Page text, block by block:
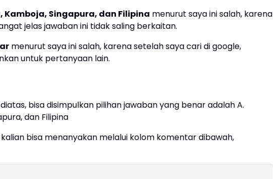
Kamboja, Singapura, dan Filipina menurut saya ini salah, karena
jelas jawaban ini tidak saling berkaitan.
menurut saya ini salah, karena setelah saya cari di google,
untuk pertanyaan lain.
bisa disimpulkan pilihan jawaban yang benar adalah A.
dan Filipina
bisa menanyakan melalui kolom komentar dibawah,